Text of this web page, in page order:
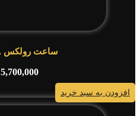
ساعت رولکس DAYTONA
5,700,000
افزودن به سبد خرید